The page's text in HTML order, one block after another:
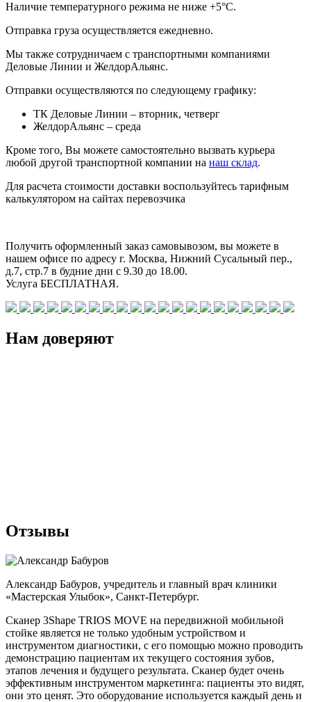
Наличие температурного режима не ниже +5°С.
Отправка груза осуществляется ежедневно.
Мы также сотрудничаем с транспортными компаниями
Деловые Линии и ЖелдорАльянс.
Отправки осуществляются по следующему графику:
ТК Деловые Линии – вторник, четверг
ЖелдорАльянс – среда
Кроме того, Вы можете самостоятельно вызвать курьера
любой другой транспортной компании на наш склад.
Для расчета стоимости доставки воспользуйтесь тарифным
калькулятором на сайтах перевозчика
Получить оформленный заказ самовывозом, вы можете в
нашем офисе по адресу г. Москва, Нижний Сусальный пер.,
д.7, стр.7 в будние дни с 9.30 до 18.00.
Услуга БЕСПЛАТНАЯ.
Нам доверяют
Отзывы
Александр Бабуров, учредитель и главный врач клиники
«Мастерская Улыбок», Санкт-Петербург.
Сканер 3Shape TRIOS MOVE на передвижной мобильной
стойке является не только удобным устройством и
инструментом диагностики, с его помощью можно проводить
демонстрацию пациентам их текущего состояния зубов,
этапов лечения и будущего результата. Сканер будет очень
эффективным инструментом маркетинга: пациенты это видят,
они это ценят. Это оборудование используется каждый день и